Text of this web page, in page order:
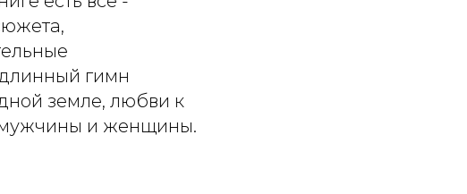
гимн
земле, любви к
мужчины и женщины.